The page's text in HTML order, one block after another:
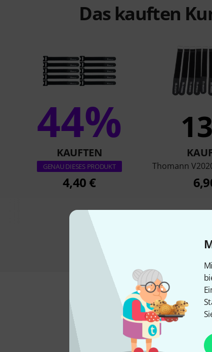
Das kauften
44%
KAUFTEN
GENAU DIESES PRODUKT
4,40 €
Thomann